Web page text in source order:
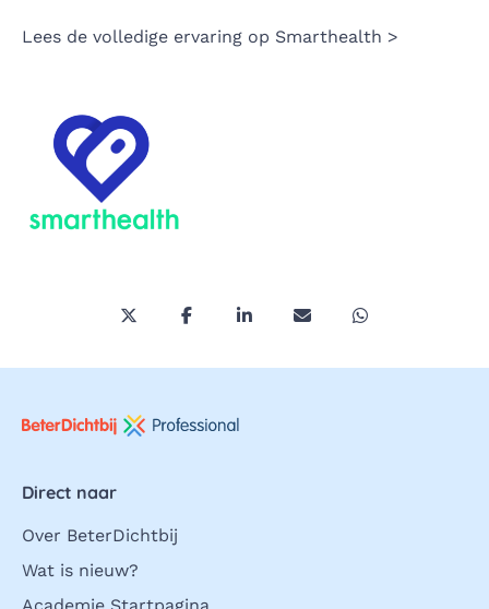
Lees de volledige ervaring op Smarthealth >
Deel deze pagina via Twitter/X
Deel deze pagina op Facebook
Deel deze pagina op
Deel deze pagina via
Deel deze
Direct naar
Over BeterDichtbij
Wat is nieuw?